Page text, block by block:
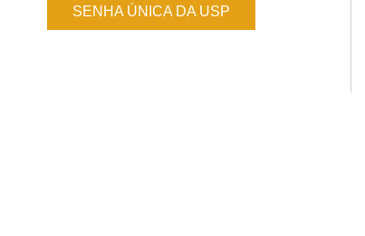
SENHA ÚNICA DA USP